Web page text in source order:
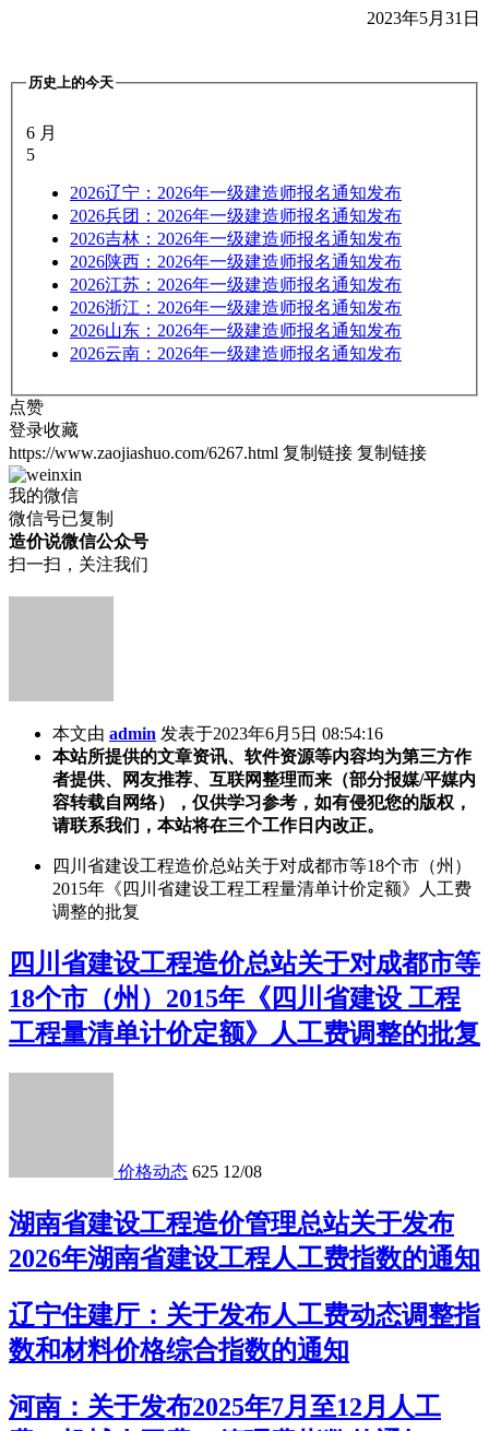
2023年5月 31 日
历史上的今天
6 月
5
2026辽宁：2026年一级建造师报名通知发布
2026兵团：2026年一级建造师报名通知发布
2026吉林：2026年一级建造师报名通知发布
2026陕西：2026年一级建造师报名通知发布
2026江苏：2026年一级建造师报名通知发布
2026浙江：2026年一级建造师报名通知发布
2026山东：2026年一级建造师报名通知发布
2026云南：2026年一级建造师报名通知发布
点赞
登录收藏
https://www.zaojiashuo.com/6267.html 复制链接 复制链接
我的微信
微信号已复制
造价说微信公众号
扫一扫，关注我们
本文由 admin 发表于2023年6月5日 08:54:16
本站所提供的文章资讯、软件资源等内容均为第三方作
者提供、网友推荐、互联网整理而来（部分报媒/平媒内
容转载自网络），仅供学习参考，如有侵犯您的版权，
请联系我们，本站将在三个工作日内改正。
四川省建设工程造价总站关于对成都市等18个市（州）
2015年《四川省建设工程工程量清单计价定额》人工费
调整的批复
四川省建设工程造价总站关于对成都市等
18个市（州）2015年《四川省建设 工程
工程量清单计价定额》人工费调整的批复
价格动态 625 12/08
湖南省建设工程造价管理总站关于发布
2026年湖南省建设工程人工费指数的通知
辽宁住建厅：关于发布人工费动态调整指
数和材料价格综合指数的通知
河南：关于发布2025年7月至12月人工